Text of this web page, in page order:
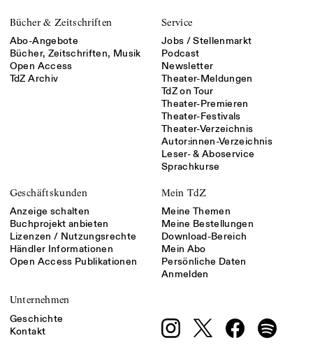
Bücher & Zeitschriften
Abo-Angebote
Bücher, Zeitschriften, Musik
Open Access
TdZ Archiv
Service
Jobs / Stellenmarkt
Podcast
Newsletter
Theater-Meldungen
TdZ on Tour
Theater-Premieren
Theater-Festivals
Theater-Verzeichnis
Autor:innen-Verzeichnis
Leser- & Aboservice
Sprachkurse
Geschäftskunden
Anzeige schalten
Buchprojekt anbieten
Lizenzen / Nutzungsrechte
Händler Informationen
Open Access Publikationen
Mein TdZ
Meine Themen
Meine Bestellungen
Download-Bereich
Mein Abo
Persönliche Daten
Anmelden
Unternehmen
Geschichte
Kontakt